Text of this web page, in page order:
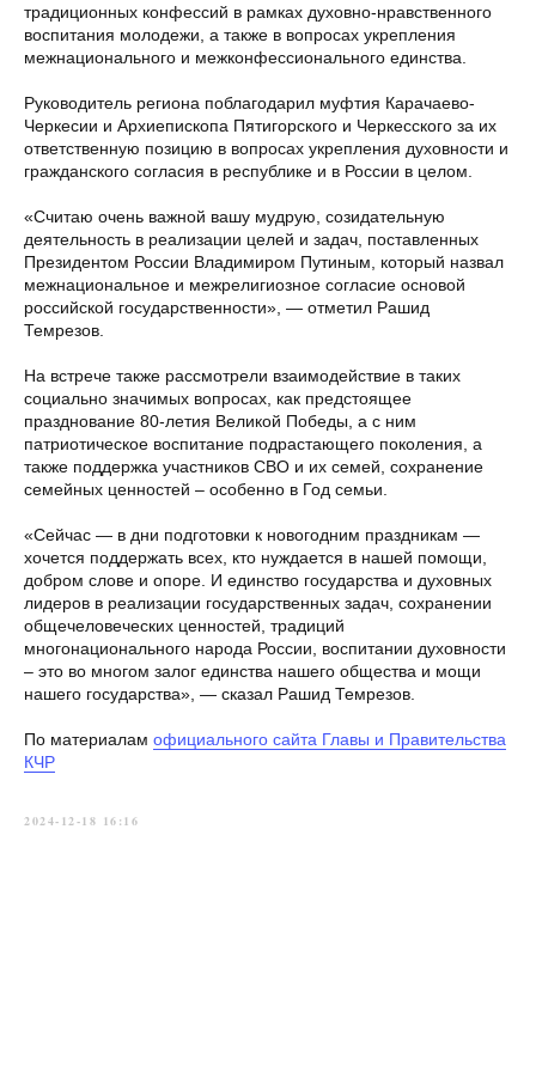
традиционных конфессий в рамках духовно-нравственного
воспитания молодежи, а также в вопросах укрепления
межнационального и межконфессионального единства.
Руководитель региона поблагодарил муфтия Карачаево-
Черкесии и Архиепископа Пятигорского и Черкесского за их
ответственную позицию в вопросах укрепления духовности и
гражданского согласия в республике и в России в целом.
«Считаю очень важной вашу мудрую, созидательную
деятельность в реализации целей и задач, поставленных
Президентом России Владимиром Путиным, который назвал
межнациональное и межрелигиозное согласие основой
российской государственности», — отметил Рашид
Темрезов.
На встрече также рассмотрели взаимодействие в таких
социально значимых вопросах, как предстоящее
празднование 80-летия Великой Победы, а с ним
патриотическое воспитание подрастающего поколения, а
также поддержка участников СВО и их семей, сохранение
семейных ценностей – особенно в Год семьи.
«Сейчас — в дни подготовки к новогодним праздникам —
хочется поддержать всех, кто нуждается в нашей помощи,
добром слове и опоре. И единство государства и духовных
лидеров в реализации государственных задач, сохранении
общечеловеческих ценностей, традиций
многонационального народа России, воспитании духовности
– это во многом залог единства нашего общества и мощи
нашего государства», — сказал Рашид Темрезов.
По материалам официального сайта Главы и Правительства
КЧР
2024-12-18 16:16